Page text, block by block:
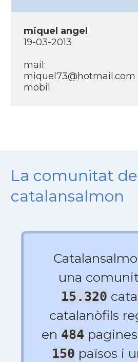
miquel angel
19-03-2013
mail:
miquel73@hotmail.com
mobil:
La comunitat de
catalansalmon
una
15.320
catalanòfils
en 484
150 països i